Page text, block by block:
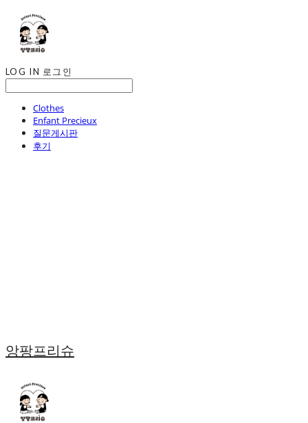
LOG IN 로그인
Clothes
Enfant Precieux
질문게시판
후기
앙팡프리슈